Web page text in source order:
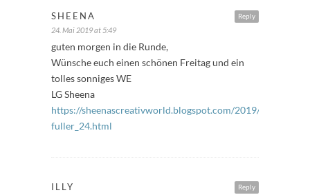
Reply
SHEENA
24. Mai 2019 at 5:49
guten morgen in die Runde,
Wünsche euch einen schönen Freitag und ein
tolles sonniges WE
LG Sheena
https://sheenascreativworld.blogspot.com/2019/05/freitags-
fuller_24.html
Reply
ILLY